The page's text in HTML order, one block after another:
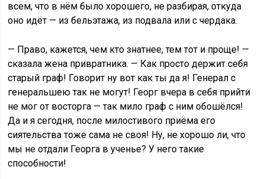
всем, что в нём было хорошего, не разбирая, откуда
оно идёт — из бельэтажа, из подвала или с чердака.
— Право, кажется, чем кто знатнее, тем тот и проще! —
сказала жена привратника. — Как просто держит себя
старый граф! Говорит ну вот как ты да я! Генерал с
генеральшею так не могут! Георг вчера в себя прийти
не мог от восторга — так мило граф с ним обошёлся!
Да и я сегодня, после милостивого приёма его
сиятельства тоже сама не своя! Ну, не хорошо ли, что
мы не отдали Георга в ученье? У него такие
способности!